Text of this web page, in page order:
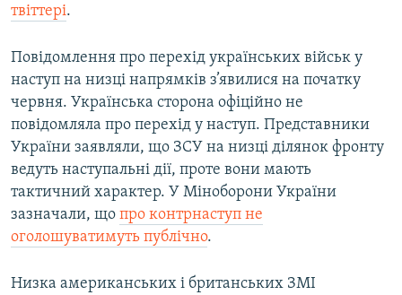
твіттері.
Повідомлення про перехід українських військ у
наступ на низці напрямків з’явилися на початку
червня. Українська сторона офіційно не
повідомляла про перехід у наступ. Представники
України заявляли, що ЗСУ на низці ділянок фронту
ведуть наступальні дії, проте вони мають
тактичний характер. У Міноборони України
зазначали, що про контрнаступ не
оголошуватимуть публічно.
Низка американських і британських ЗМІ